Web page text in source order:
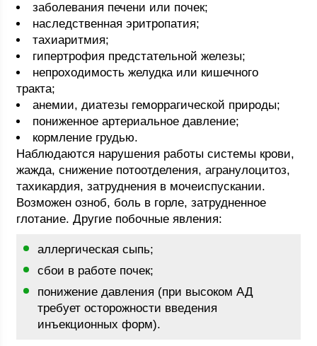
заболевания печени или почек;
наследственная эритропатия;
тахиаритмия;
гипертрофия предстательной железы;
непроходимость желудка или кишечного
тракта;
анемии, диатезы геморрагической природы;
пониженное артериальное давление;
кормление грудью.
Наблюдаются нарушения работы системы крови,
жажда, снижение потоотделения, агранулоцитоз,
тахикардия, затруднения в мочеиспускании.
Возможен озноб, боль в горле, затрудненное
глотание. Другие побочные явления:
аллергическая сыпь;
сбои в работе почек;
понижение давления (при высоком АД
требует осторожности введения
инъекционных форм).